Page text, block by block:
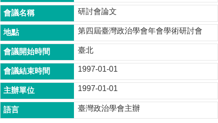
班
碩
士
班
在
職
專
班
學
研討會論文
第四屆臺灣政治學會年會學術研討會
臺北
1997-01-01
1997-01-01
臺灣政治學會主辦